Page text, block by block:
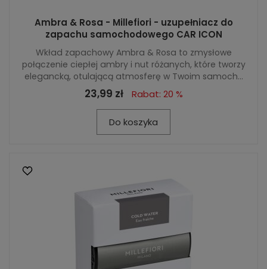
Ambra & Rosa - Millefiori - uzupełniacz do
zapachu samochodowego CAR ICON
Wkład zapachowy Ambra & Rosa to zmysłowe
połączenie ciepłej ambry i nut różanych, które tworzy
elegancką, otulającą atmosferę w Twoim samoch...
23,99 zł Rabat: 20 %
Do koszyka